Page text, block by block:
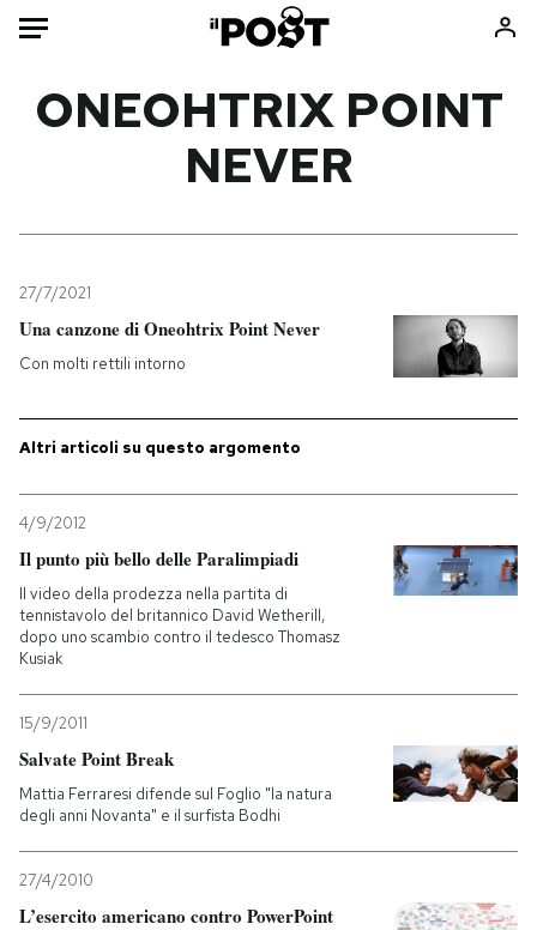
Mondo
Tecnologia
Internet
Scienza
Economia
Libri
Ok Boomer!
PODCAST
NEWSLETTER
SHOP
ONEOHTRIX POINT
NEVER
27/7/2021
Una canzone di Oneohtrix Point Never
Con molti rettili intorno
Altri articoli su questo argomento
4/9/2012
Il punto più bello delle Paralimpiadi
Il video della prodezza nella partita di
tennistavolo del britannico David Wetherill,
dopo uno scambio contro il tedesco Thomasz
Kusiak
15/9/2011
Salvate Point Break
Mattia Ferraresi difende sul Foglio "la natura
degli anni Novanta" e il surfista Bodhi
27/4/2010
L’esercito americano contro PowerPoint